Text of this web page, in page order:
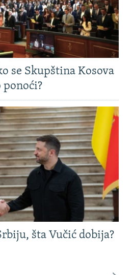
se Skupština Kosova
šta Vučić dobija?